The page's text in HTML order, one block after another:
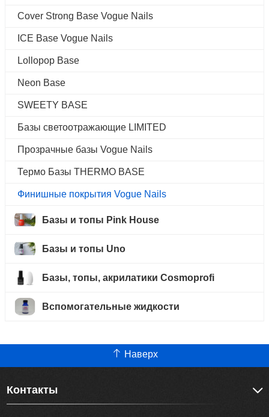
Cover Strong Base Vogue Nails
ICE Base Vogue Nails
Lollopop Base
Neon Base
SWEETY BASE
Базы светоотражающие LIMITED
Прозрачные базы Vogue Nails
Термо Базы THERMO BASE
Финишные покрытия Vogue Nails
Базы и топы Pink House
Базы и топы Uno
Базы, топы, акрилатики Cosmoprofi
Вспомогательные жидкости
Наверх
Контакты